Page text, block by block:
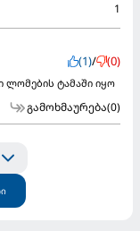
1
(1)/ (0)
ლომების ტამაში იყო
გამოხმაურება(0)